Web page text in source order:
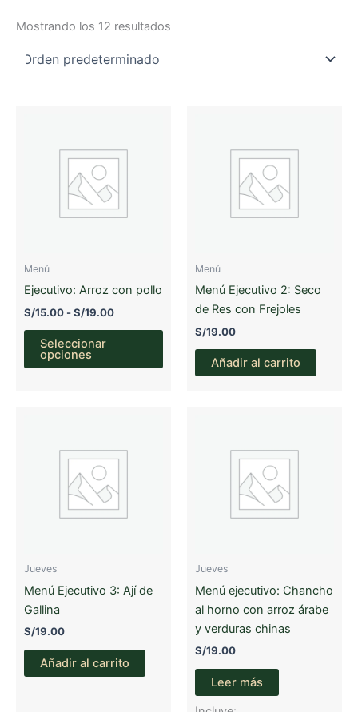
Mostrando los 12 resultados
Menú
Ejecutivo: Arroz con pollo
S/15.00 -S/19.00Rango
S/15.00
Seleccionar
opciones
Este
producto
tiene
página
producto
Menú
Menú Ejecutivo 2: Seco
de Res con Frejoles
S/19.00
Añadir al carrito
Jueves
Menú Ejecutivo 3: Ají de
Gallina
S/19.00
Añadir al carrito
Jueves
Menú ejecutivo: Chancho
al horno con arroz árabe
y verduras chinas
S/19.00
Leer más